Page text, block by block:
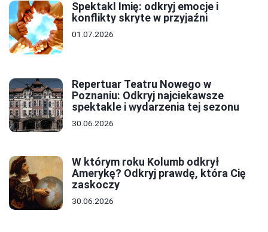
Spektakl Imię: odkryj emocje i
konflikty skryte w przyjaźni
01.07.2026
Repertuar Teatru Nowego w
Poznaniu: Odkryj najciekawsze
spektakle i wydarzenia tej sezonu
30.06.2026
W którym roku Kolumb odkrył
Amerykę? Odkryj prawdę, która Cię
zaskoczy
30.06.2026